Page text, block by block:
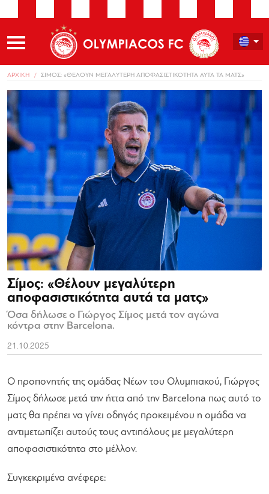
ΑΡΧΙΚΗ ΣΙΜΟΣ: «ΘΕΛΟΥΝ ΜΕΓΑΛΥΤΕΡΗ ΑΠΟΦΑΣΙΣΤΙΚΟΤΗΤΑ ΑΥΤΑ ΤΑ ΜΑΤΣ»
Σίμος: «Θέλουν μεγαλύτερη
αποφασιστικότητα αυτά τα ματς»
Όσα δήλωσε ο Γιώργος Σίμος μετά τον αγώνα
κόντρα στην Barcelona.
21.10.2025
Ο προπονητής της ομάδας Νέων του Ολυμπιακού, Γιώργος
Σίμος δήλωσε μετά την ήττα από την Barcelona πως αυτό το
ματς θα πρέπει να γίνει οδηγός προκειμένου η ομάδα να
αντιμετωπίζει αυτούς τους αντιπάλους με μεγαλύτερη
αποφασιστικότητα στο μέλλον.
Συγκεκριμένα ανέφερε: